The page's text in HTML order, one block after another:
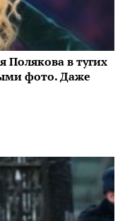
Полякова в тугих
фото. Даже